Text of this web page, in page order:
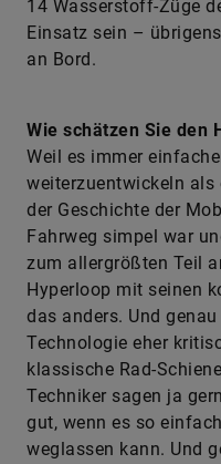
14 Wasserstoff-Züge
Einsatz sein –
an Bord.
Wie schätzen Sie den
Weil es immer
weiterzuentwickeln als
der Geschichte der
Fahrweg simpel war
zum allergrößten Teil
Hyperloop mit seinen
das anders. Und
Technologie eher
klassische Rad-
Techniker sagen ja
gut, wenn es so
weglassen kann. Und